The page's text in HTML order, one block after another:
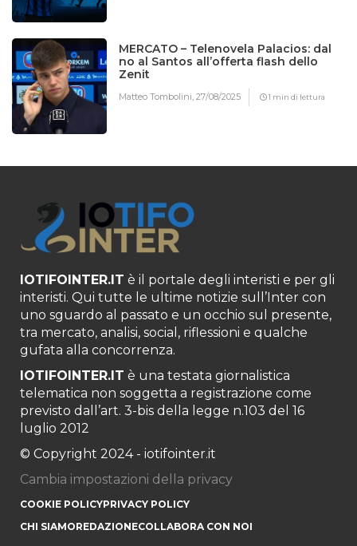
MERCATO – Telenovela Palacios: dal
no al Santos all’offerta flash dello
Zenit
Matteo Tombolini,27/08/2025 1 min di lettura
IOTIFOINTER.IT è il portale degli interisti e per gli
interisti. Qui tutte le ultime notizie sull’Inter con
uno sguardo al passato e un occhio sul presente,
tra mercato, analisi, social, riflessioni e qualche
gufata alla concorrenza.
IOTIFOINTER.IT è una testata giornalistica
telematica non soggetta a registrazione come
previsto dall’art. 3-bis della legge n.103 del 16
luglio 2012
© Copyright 2024 - iotifointer.it
Cambia impostazioni della privacy
COOKIE POLICYPRIVACY POLICY
CHI SIAMOREDAZIONECOLLABORA CON NOI